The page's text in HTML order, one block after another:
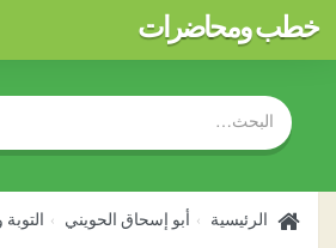
خطب ومحاضرات
الرئيسية أبو إسحاق الحويني التوبة